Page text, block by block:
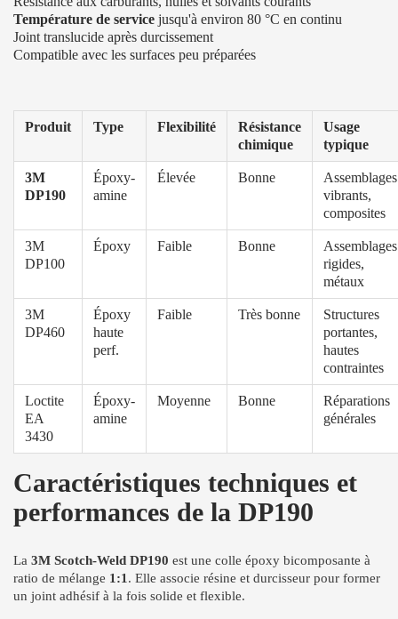
Température de service jusqu'à environ 80 °C en continu
Joint translucide après durcissement
Compatible avec les surfaces peu préparées
Produit Type Flexibilité
Résistance
chimique
Usage
typique
3M
DP190
Époxy-
amine
Élevée Bonne
Assemblages
vibrants,
composites
3M
DP100
Époxy Faible Bonne
Assemblages
rigides,
métaux
3M
DP460
Époxy
haute
perf.
Faible Très bonne
Structures
portantes,
hautes
contraintes
Loctite
EA
3430
Époxy-
amine
Moyenne Bonne
Réparations
générales
Caractéristiques techniques et
performances de la DP190
La 3M Scotch-Weld DP190 est une colle époxy bicomposante à
ratio de mélange 1:1 . Elle associe résine et durcisseur pour former
un joint adhésif à la fois solide et flexible.